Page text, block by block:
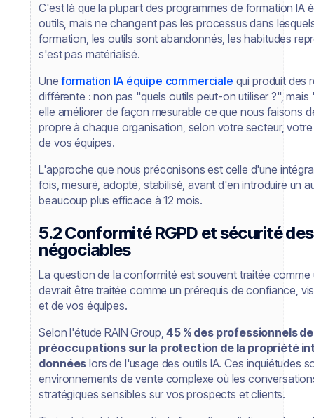
C'est là que la plupart des programmes de formation IA
outils, mais ne changent pas les processus dans
formation, les outils sont abandonnés, les habitudes
s'est pas matérialisé.
Une formation IA équipe commerciale qui produit des
différente : non pas "quels outils peut-on utiliser ?",
elle améliorer de façon mesurable ce que nous faisons
propre à chaque organisation, selon votre secteur,
de vos équipes.
L'approche que nous préconisons est celle d'une
fois, mesuré, adopté, stabilisé, avant d'en introduire un
beaucoup plus efficace à 12 mois.
5.2 Conformité RGPD et sécurité
négociables
La question de la conformité est souvent traitée
devrait être traitée comme un prérequis de confiance,
et de vos équipes.
Selon l'étude RAIN Group,45 % des professionnels
préoccupations sur la protection de la propriété
données lors de l'usage des outils IA. Ces inquiétudes
environnements de vente complexe où les
stratégiques sensibles sur vos prospects et clients.